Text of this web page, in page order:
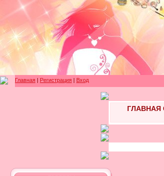
Главная | Регистрация | Вход
ГЛАВНАЯ